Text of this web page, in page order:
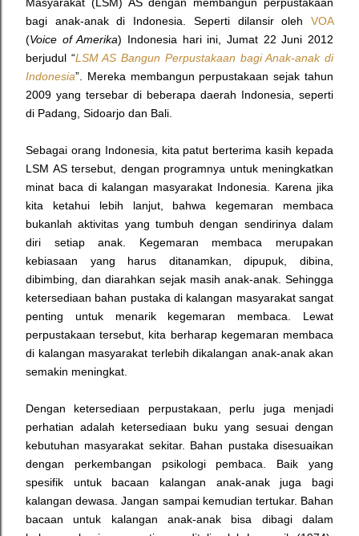
bagi anak-anak di Indonesia. Seperti dilansir oleh VOA
(Voice of Amerika) Indonesia hari ini, Jumat 22 Juni 2012
berjudul “LSM AS Bangun Perpustakaan bagi Anak-anak di
Indonesia” . Mereka membangun perpustakaan sejak tahun
2009 yang tersebar di beberapa daerah Indonesia, seperti
di Padang, Sidoarjo dan Bali.
Sebagai orang Indonesia, kita patut berterima kasih kepada
LSM AS tersebut, dengan programnya untuk meningkatkan
minat baca di kalangan masyarakat Indonesia. Karena jika
kita ketahui lebih lanjut, bahwa kegemaran membaca
bukanlah aktivitas yang tumbuh dengan sendirinya dalam
diri setiap anak. Kegemaran membaca merupakan
kebiasaan yang harus ditanamkan, dipupuk, dibina,
dibimbing, dan diarahkan sejak masih anak-anak. Sehingga
ketersediaan bahan pustaka di kalangan masyarakat sangat
penting untuk menarik kegemaran membaca. Lewat
perpustakaan tersebut, kita berharap kegemaran membaca
di kalangan masyarakat terlebih dikalangan anak-anak akan
semakin meningkat.
Dengan ketersediaan perpustakaan, perlu juga menjadi
perhatian adalah ketersediaan buku yang sesuai dengan
kebutuhan masyarakat sekitar. Bahan pustaka disesuaikan
dengan perkembangan psikologi pembaca. Baik yang
spesifik untuk bacaan kalangan anak-anak juga bagi
kalangan dewasa. Jangan sampai kemudian tertukar. Bahan
bacaan untuk kalangan anak-anak bisa dibagi dalam